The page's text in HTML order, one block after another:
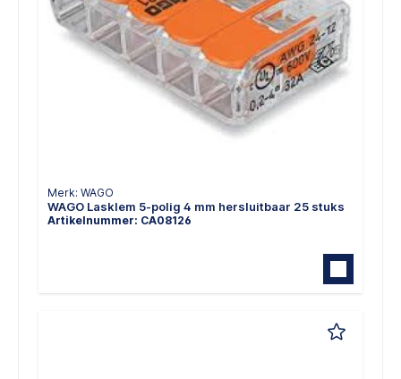
Merk: WAGO
WAGO Lasklem 5-polig 4 mm hersluitbaar 25 stuks
Artikelnummer: CA08126